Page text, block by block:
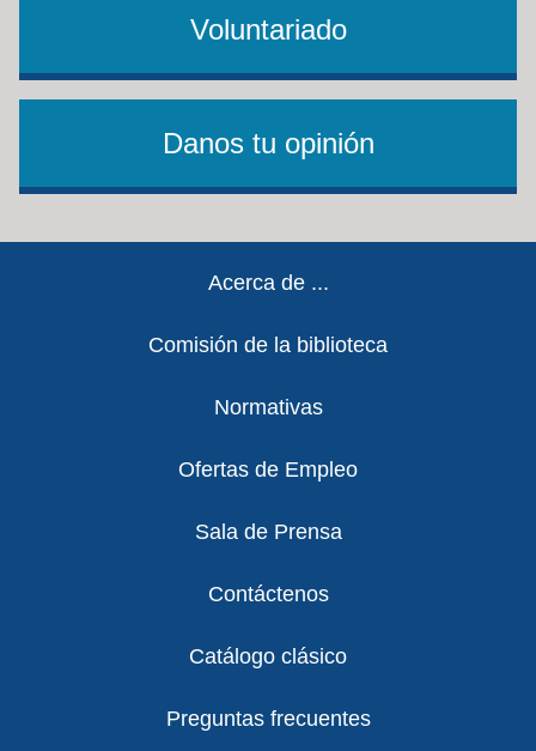
Voluntariado
Danos tu opinión
Acerca de ...
Comisión de la biblioteca
Normativas
Ofertas de Empleo
Sala de Prensa
Contáctenos
Catálogo clásico
Preguntas frecuentes